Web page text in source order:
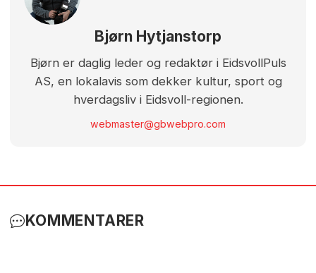
Bjørn Hytjanstorp
Bjørn er daglig leder og redaktør i EidsvollPuls
AS, en lokalavis som dekker kultur, sport og
hverdagsliv i Eidsvoll-regionen.
webmaster@gbwebpro.com
KOMMENTARER